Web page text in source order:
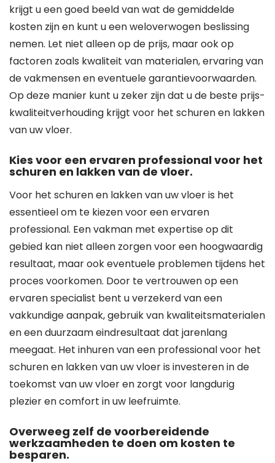
krijgt u een goed beeld van wat de gemiddelde
kosten zijn en kunt u een weloverwogen beslissing
nemen. Let niet alleen op de prijs, maar ook op
factoren zoals kwaliteit van materialen, ervaring van
de vakmensen en eventuele garantievoorwaarden.
Op deze manier kunt u zeker zijn dat u de beste prijs-
kwaliteitverhouding krijgt voor het schuren en lakken
van uw vloer.
Kies voor een ervaren professional voor het
schuren en lakken van de vloer.
Voor het schuren en lakken van uw vloer is het
essentieel om te kiezen voor een ervaren
professional. Een vakman met expertise op dit
gebied kan niet alleen zorgen voor een hoogwaardig
resultaat, maar ook eventuele problemen tijdens het
proces voorkomen. Door te vertrouwen op een
ervaren specialist bent u verzekerd van een
vakkundige aanpak, gebruik van kwaliteitsmaterialen
en een duurzaam eindresultaat dat jarenlang
meegaat. Het inhuren van een professional voor het
schuren en lakken van uw vloer is investeren in de
toekomst van uw vloer en zorgt voor langdurig
plezier en comfort in uw leefruimte.
Overweeg zelf de voorbereidende
werkzaamheden te doen om kosten te
besparen.